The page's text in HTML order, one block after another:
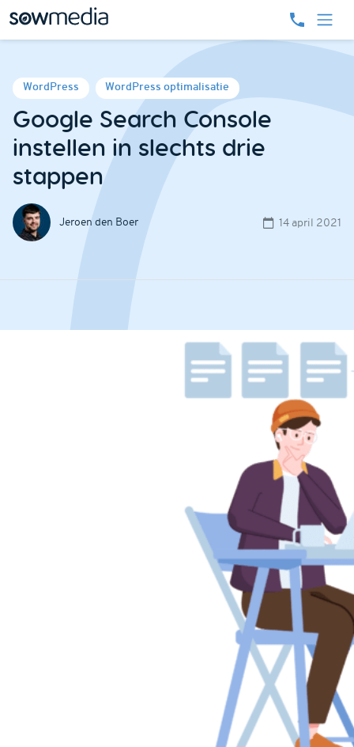
WordPress WordPress optimalisatie
Google Search Console
instellen in slechts drie
stappen
Jeroen den Boer 14 april 2021